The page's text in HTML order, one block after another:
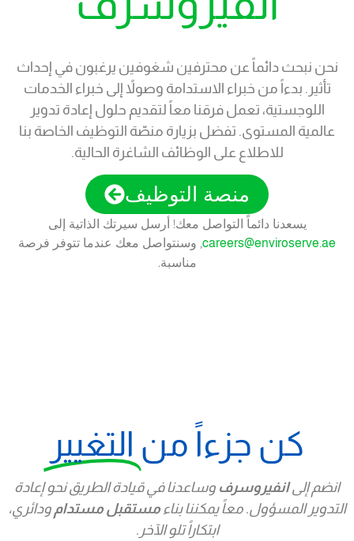
نحن نبحث دائماً عن محترفين شغوفين يرغبون في إحداث
تأثير. بدءاً من خبراء الاستدامة وصولاً إلى خبراء الخدمات
اللوجستية، تعمل فرقنا معاً لتقديم حلول إعادة تدوير
عالمية المستوى. تفضل بزيارة منصّة التوظيف الخاصة بنا
للاطلاع على الوظائف الشاغرة الحالية.
منصة التوظيف
يسعدنا دائماً التواصل معك! أرسل سيرتك الذاتية إلى
careers@enviroserve.ae, وسنتواصل معك عندما تتوفر فرصة
مناسبة.
كن جزءاً من التغيير
انضم إلىانفيروسرف وساعدنا في قيادة الطريق نحو إعادة
التدوير المسؤول. معاً يمكننا بناءمستقبل مستدام ودائري،
ابتكاراً تلو الآخر.